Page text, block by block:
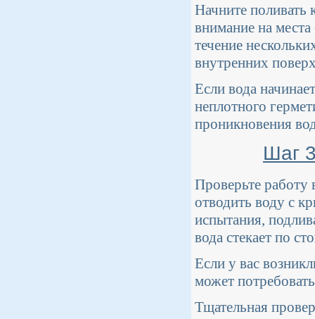
Начните поливать
внимание на
течение
внутренних
Если вода
неплотного
проникновения
Шаг
Проверьте работу
отводить воду с
испытания,
вода стекает по
Если у вас
может
Тщательная